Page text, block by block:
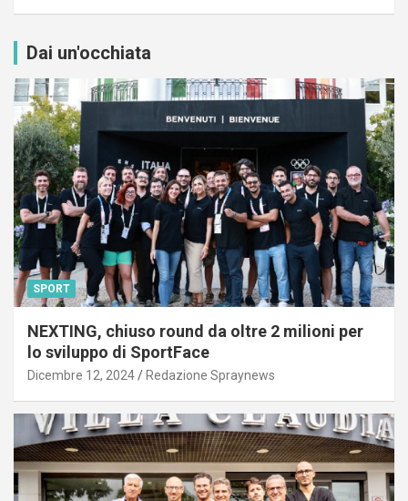
Dai un'occhiata
SPORT
NEXTING, chiuso round da oltre 2 milioni per
lo sviluppo di SportFace
Dicembre 12, 2024 Redazione Spraynews